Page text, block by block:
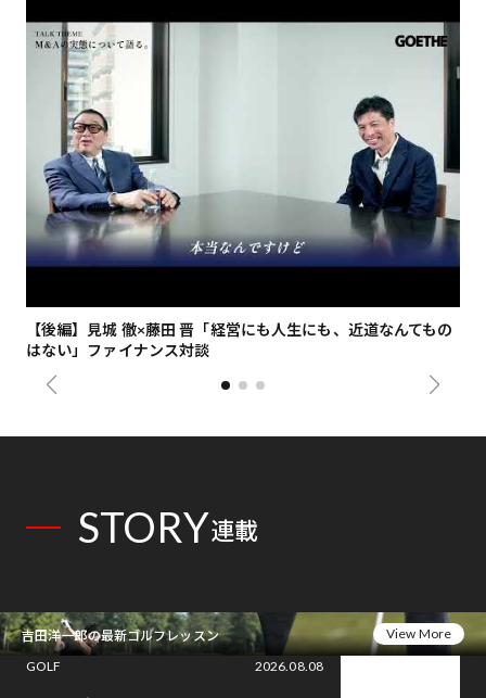
【後編】見城 徹×藤田 晋「経営にも人生にも、近道なんてもの
はない」ファイナンス対談
STORY連載
吉田洋一郎の最新ゴルフレッスン
View More
GOLF
2026.08.08